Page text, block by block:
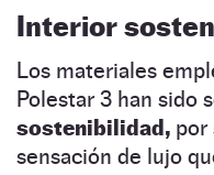
Interior
Los materiales
Polestar 3 han sido
sostenibilidad, por
sensación de lujo